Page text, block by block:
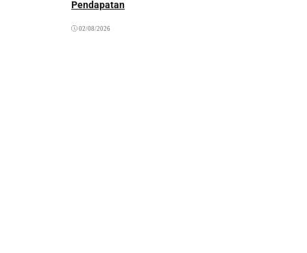
Pendapatan
02/08/2026